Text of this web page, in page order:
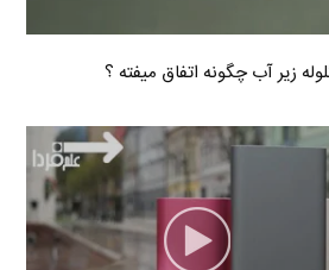
زیر آب چگونه اتفاق میفته ؟